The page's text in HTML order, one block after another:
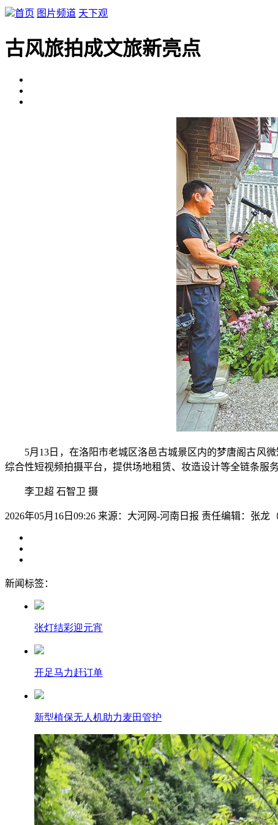
首页 图片频道 天下观
古风旅拍成文旅新亮点
5月13日，在洛阳市老城区洛邑古城景区内的梦唐阁古风微
综合性短视频拍摄平台，提供场地租赁、妆造设计等全链条服务
李卫超 石智卫 摄
2026年05月16日09:26 来源：大河网-河南日报 责任编辑：张龙（
新闻标签：